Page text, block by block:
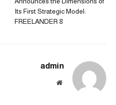
Its First Strategic Model:
FREELANDER 8
admin
الموقع